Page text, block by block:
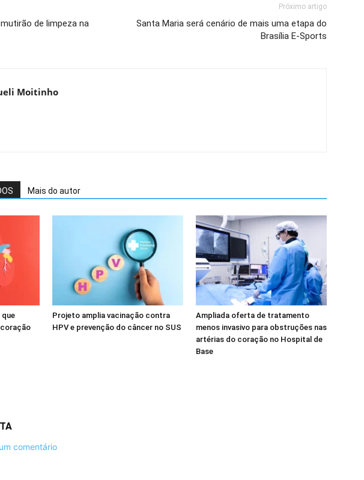
de limpeza na
Próximo artigo
Santa Maria será cenário de mais uma etapa do
Brasília E-Sports
Moitinho
Mais do autor
Projeto amplia vacinação contra
HPV e prevenção do câncer no SUS
Ampliada oferta de tratamento
menos invasivo para obstruções nas
artérias do coração no Hospital de
Base
comentário